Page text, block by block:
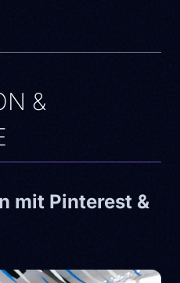
&
mit Pinterest &